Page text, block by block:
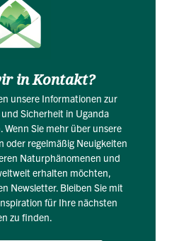
in Kontakt?
unsere Informationen zur
Sicherheit in Uganda
Wenn Sie mehr über unsere
oder regelmäßig Neuigkeiten
Naturphänomenen und
erhalten möchten,
Newsletter. Bleiben Sie mit
für Ihre nächsten
zu finden.